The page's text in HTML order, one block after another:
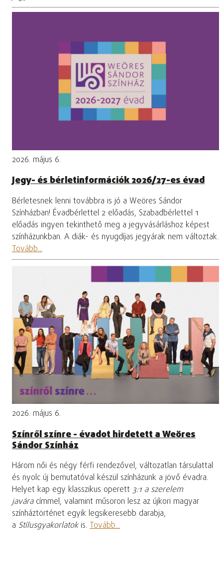
2026. május 6.
Jegy- és bérletinformációk 2026/27-es évad
Bérletesnek lenni továbbra is jó a Weöres Sándor
Színházban! Évadbérlettel 2 előadás, Szabadbérlettel 1
előadás ingyen tekinthető meg a jegyvásárláshoz képest
színházunkban. A diák- és nyugdíjas jegyárak nem változtak.
Tovább...
2026. május 6.
Színről színre - évadot hirdetett a Weöres
Sándor Színház
Három női és négy férfi rendezővel, változatlan társulattal
és nyolc új bemutatóval készül színházunk a jövő évadra.
Helyet kap egy klasszikus operett 3:1 a szerelem
javáracímmel, valamint műsoron lesz az újkori magyar
színháztörténet egyik legsikeresebb darabja,
a Stílusgyakorlatokis. Tovább...